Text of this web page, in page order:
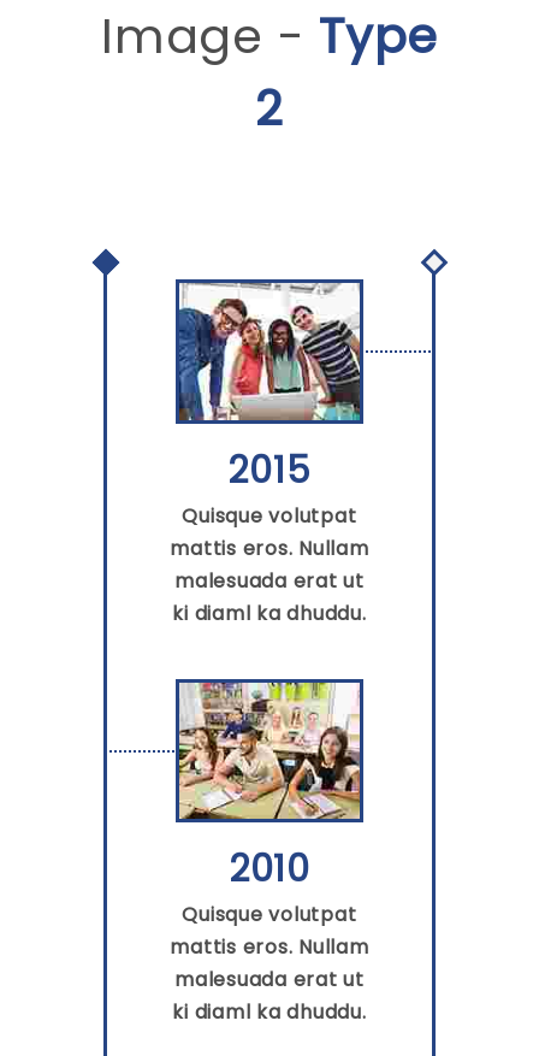
Image - Type
2
2015
Quisque volutpat
mattis eros. Nullam
malesuada erat ut
ki diaml ka dhuddu.
2010
Quisque volutpat
mattis eros. Nullam
malesuada erat ut
ki diaml ka dhuddu.